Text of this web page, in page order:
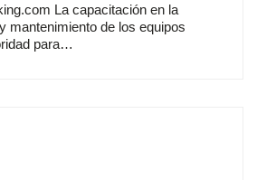
La capacitación en la
mantenimiento de los equipos
para…